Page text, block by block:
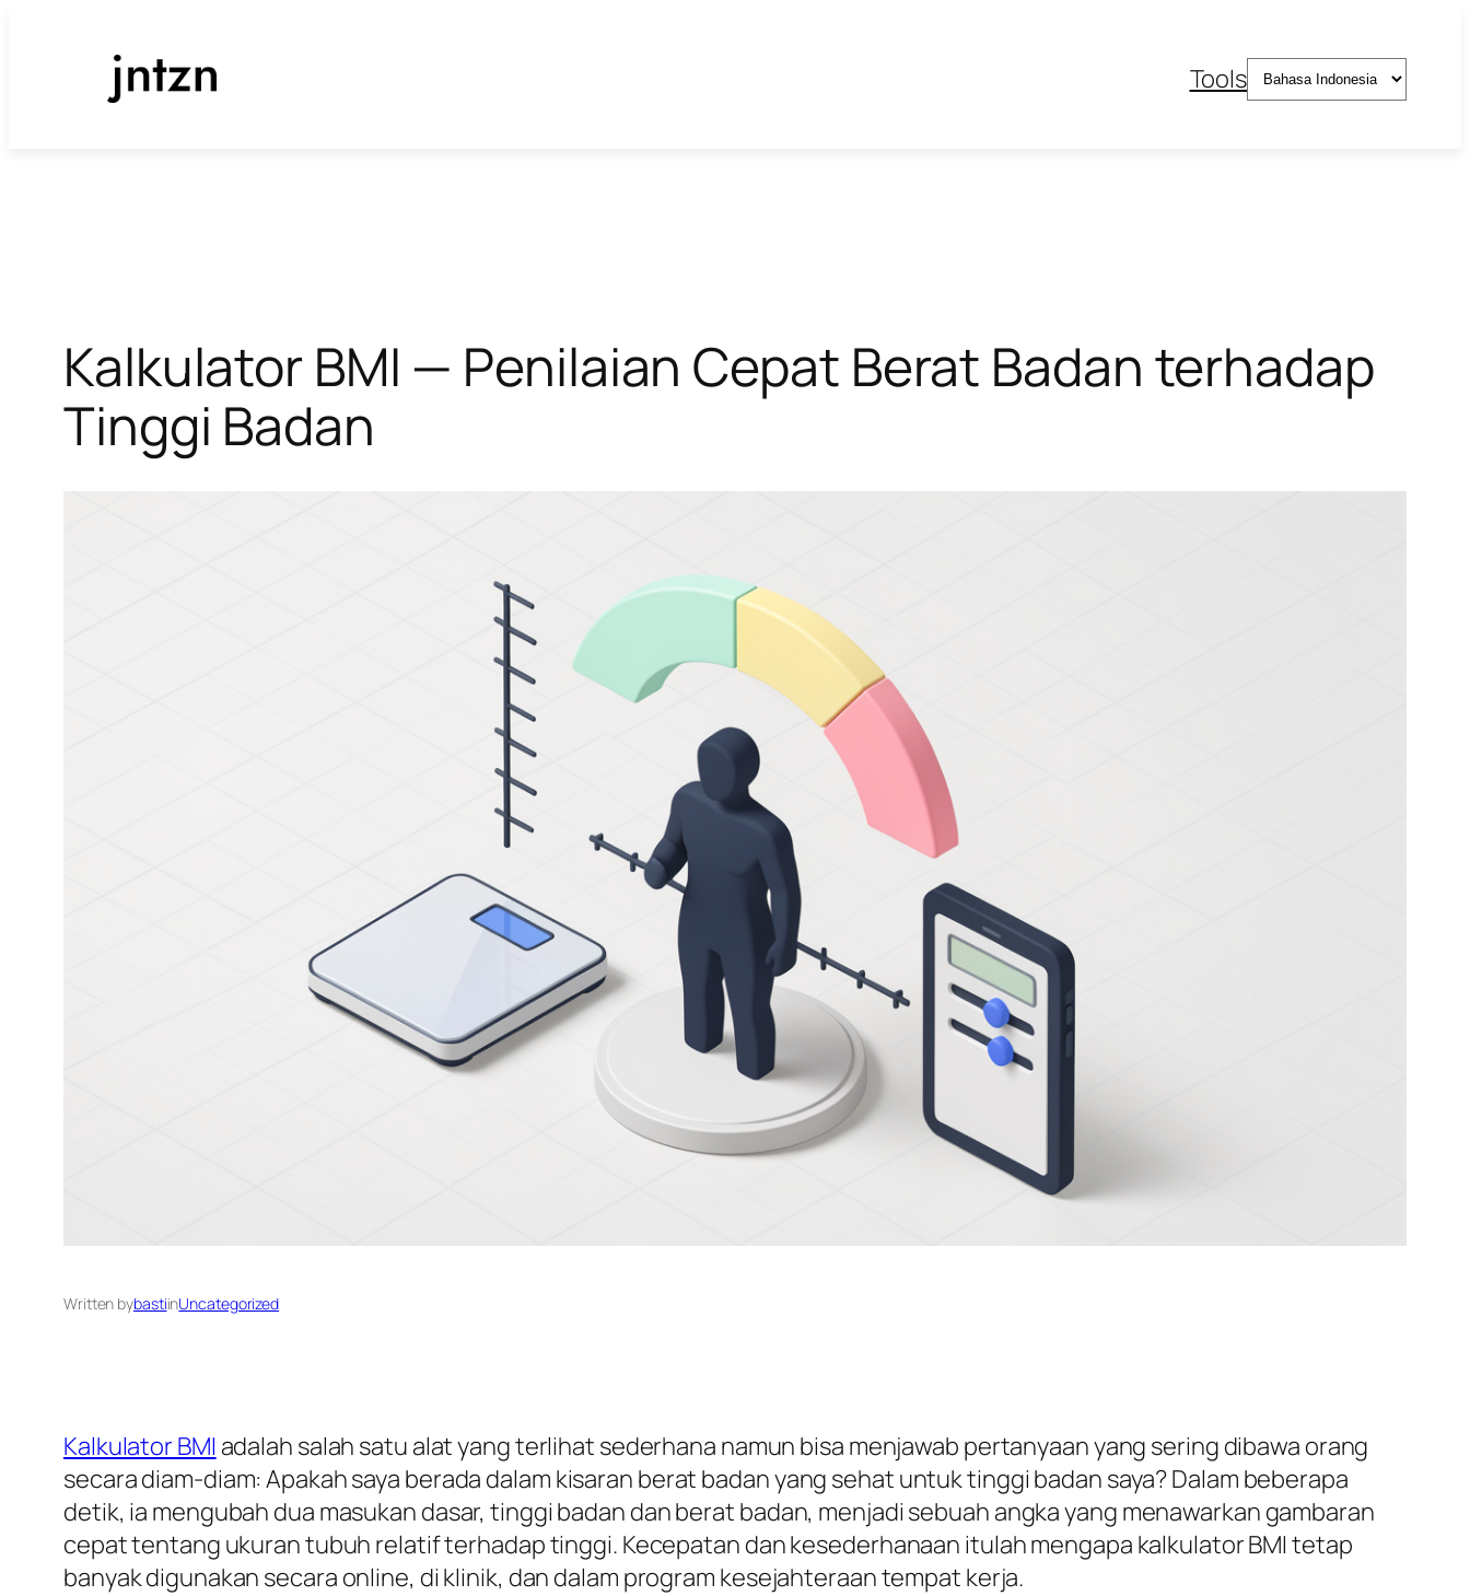
ToolsPilih
sebuah
Kalkulator BMI — Penilaian Cepat Berat Badan terhadap
Tinggi Badan
Written bybastiinUncategorized
Kalkulator BMI adalah salah satu alat yang terlihat sederhana namun bisa menjawab pertanyaan yang sering dibawa orang
secara diam-diam: Apakah saya berada dalam kisaran berat badan yang sehat untuk tinggi badan saya? Dalam beberapa
detik, ia mengubah dua masukan dasar, tinggi badan dan berat badan, menjadi sebuah angka yang menawarkan gambaran
cepat tentang ukuran tubuh relatif terhadap tinggi. Kecepatan dan kesederhanaan itulah mengapa kalkulator BMI tetap
banyak digunakan secara online, di klinik, dan dalam program kesejahteraan tempat kerja.